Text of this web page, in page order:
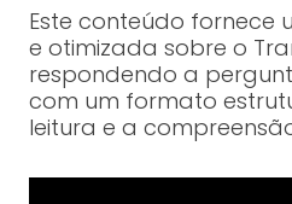
Este conteúdo fornece
e otimizada sobre o
respondendo a
com um formato
leitura e a